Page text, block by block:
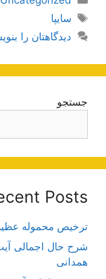
برچسب‌ها
سایپا
دیدگاهتان را
جستجو
Posts
ترخیص محموله
شرح حال اجمالی
همدانی